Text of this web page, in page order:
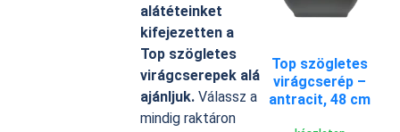
alátéteinket
kifejezetten a
Top szögletes
virágcserepek alá
ajánljuk. Válassz a
mindig raktáron
Top szögletes
virágcserép –
antracit, 48 cm